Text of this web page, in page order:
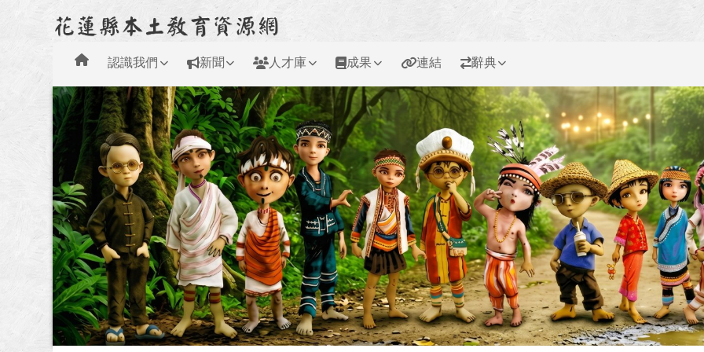
跳至主內容區
花蓮縣本土教育資源網
認識我們 新聞 人才庫 成果 連結 辭典